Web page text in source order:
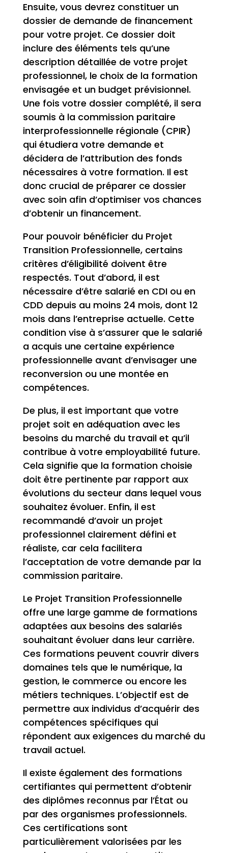
Ensuite, vous devrez constituer un
dossier de demande de financement
pour votre projet. Ce dossier doit
inclure des éléments tels qu’une
description détaillée de votre projet
professionnel, le choix de la formation
envisagée et un budget prévisionnel.
Une fois votre dossier complété, il sera
soumis à la commission paritaire
interprofessionnelle régionale (CPIR)
qui étudiera votre demande et
décidera de l’attribution des fonds
nécessaires à votre formation. Il est
donc crucial de préparer ce dossier
avec soin afin d’optimiser vos chances
d’obtenir un financement.
Pour pouvoir bénéficier du Projet
Transition Professionnelle, certains
critères d’éligibilité doivent être
respectés. Tout d’abord, il est
nécessaire d’être salarié en CDI ou en
CDD depuis au moins 24 mois, dont 12
mois dans l’entreprise actuelle. Cette
condition vise à s’assurer que le salarié
a acquis une certaine expérience
professionnelle avant d’envisager une
reconversion ou une montée en
compétences.
De plus, il est important que votre
projet soit en adéquation avec les
besoins du marché du travail et qu’il
contribue à votre employabilité future.
Cela signifie que la formation choisie
doit être pertinente par rapport aux
évolutions du secteur dans lequel vous
souhaitez évoluer. Enfin, il est
recommandé d’avoir un projet
professionnel clairement défini et
réaliste, car cela facilitera
l’acceptation de votre demande par la
commission paritaire.
Le Projet Transition Professionnelle
offre une large gamme de formations
adaptées aux besoins des salariés
souhaitant évoluer dans leur carrière.
Ces formations peuvent couvrir divers
domaines tels que le numérique, la
gestion, le commerce ou encore les
métiers techniques. L’objectif est de
permettre aux individus d’acquérir des
compétences spécifiques qui
répondent aux exigences du marché du
travail actuel.
Il existe également des formations
certifiantes qui permettent d’obtenir
des diplômes reconnus par l’État ou
par des organismes professionnels.
Ces certifications sont
particulièrement valorisées par les